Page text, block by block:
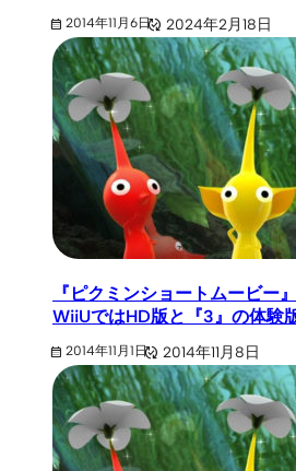
2014年11月6日 2024年2月18日
『ピクミンショートムービー
WiiUではHD版と『3』の体験
2014年11月1日 2014年11月8日